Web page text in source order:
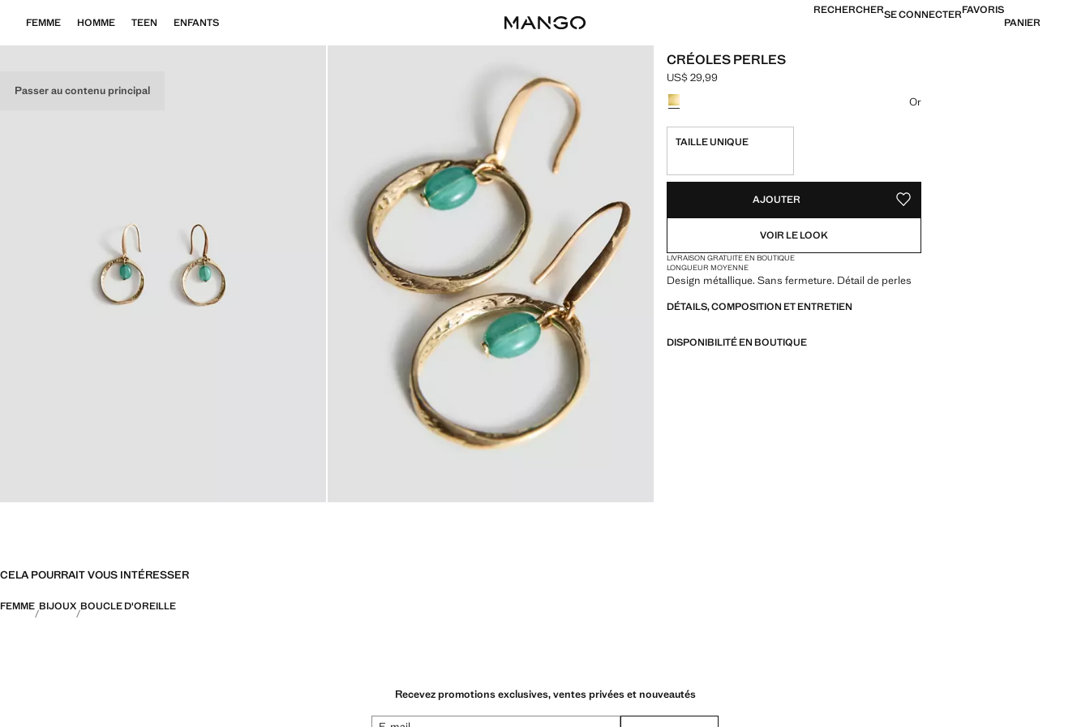
Passer au contenu principal
FEMME HOMME TEEN ENFANTS
RECHERCHERSE CONNECTERFAVORIS
PANIER
CRÉOLES PERLES
Prix actuel [US$ 29,99 ]
US$ 29,99
Choisissez une couleur
Or
TAILLE UNIQUE
AJOUTER AJOUTER AUX FAVORIS
VOIR LE LOOK
LIVRAISON GRATUITE EN BOUTIQUE
LONGUEUR MOYENNE
Design métallique. Sans fermeture. Détail de perles
DÉTAILS, COMPOSITION ET ENTRETIEN
DISPONIBILITÉ EN BOUTIQUE
CELA POURRAIT VOUS INTÉRESSER
FEMME BIJOUX BOUCLE D'OREILLE
Recevez promotions exclusives, ventes privées et nouveautés